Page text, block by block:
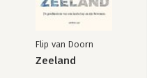
Flip van Doorn
Zeeland